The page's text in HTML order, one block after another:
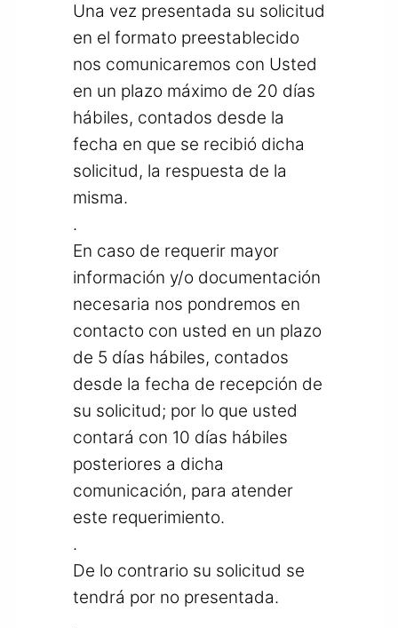
Una vez presentada su solicitud
en el formato preestablecido
nos comunicaremos con Usted
en un plazo máximo de 20 días
hábiles, contados desde la
fecha en que se recibió dicha
solicitud, la respuesta de la
misma.
.
En caso de requerir mayor
información y/o documentación
necesaria nos pondremos en
contacto con usted en un plazo
de 5 días hábiles, contados
desde la fecha de recepción de
su solicitud; por lo que usted
contará con 10 días hábiles
posteriores a dicha
comunicación, para atender
este requerimiento.
.
De lo contrario su solicitud se
tendrá por no presentada.